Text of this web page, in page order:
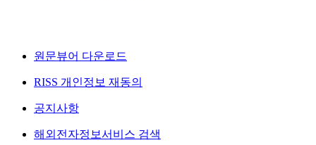
원문뷰어 다운로드
RISS 개인정보 재동의
공지사항
해외전자정보서비스 검색